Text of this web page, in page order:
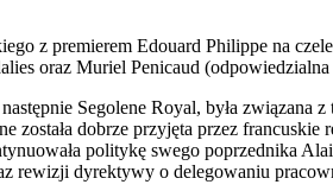
z premierem Edouard Philippe na
oraz Muriel Penicaud
Segolene Royal, była
została dobrze przyjęta przez
politykę swego poprzednika
rewizji dyrektywy o delegowaniu